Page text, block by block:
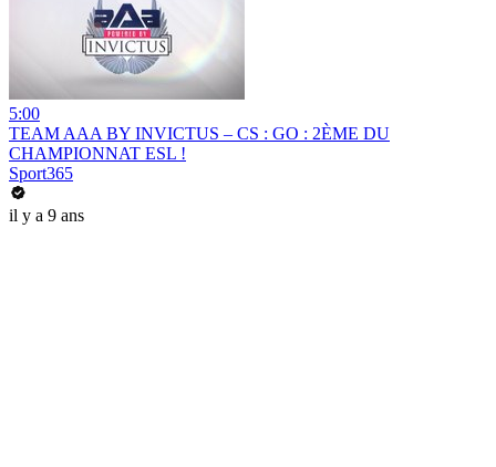
5:00
TEAM AAA BY INVICTUS – CS : GO : 2ÈME DU
CHAMPIONNAT ESL !
Sport365
il y a 9 ans